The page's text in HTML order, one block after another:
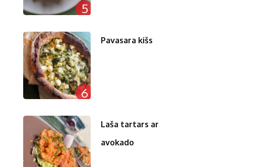
5
6
Pavasara kišs
Laša tartars ar
avokado